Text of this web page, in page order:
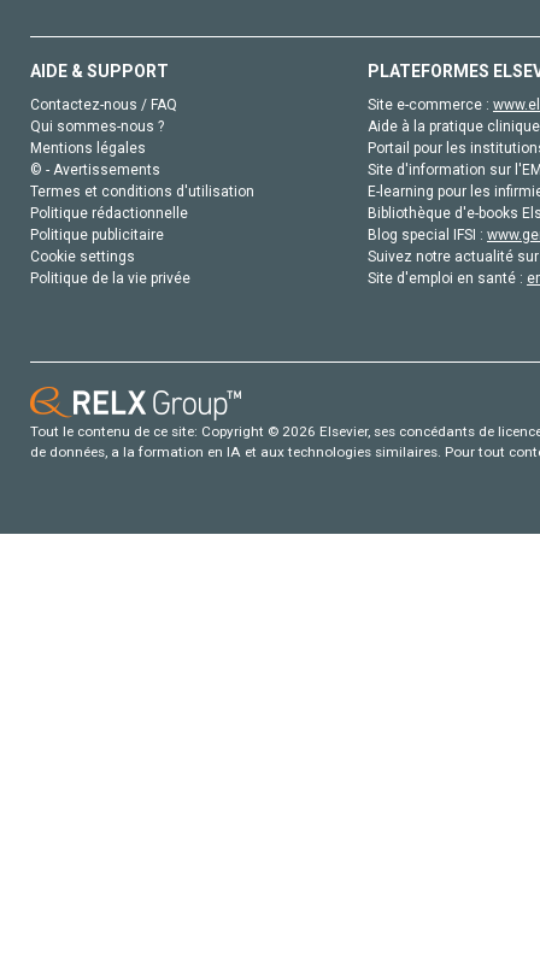
AIDE & SUPPORT
Contactez-nous / FAQ
Qui sommes-nous ?
Mentions légales
© - Avertissements
Termes et conditions d'utilisation
Politique rédactionnelle
Politique publicitaire
Cookie settings
Politique de la vie privée
PLATEFORMES
Site e-commerce :
Aide à la pratique
Portail pour les
Site d'information sur
E-learning pour les
Bibliothèque d'e-books
Blog special IFSI :
Suivez notre actualité
Site d'emploi en santé :
Tout le contenu de ce site: Copyright © 2026 Elsevier, ses concédants de
de données, a la formation en IA et aux technologies similaires. Pour tout